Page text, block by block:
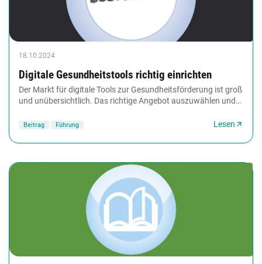
18.10.2024
Digitale Gesundheitstools richtig einrichten
Der Markt für digitale Tools zur Gesundheitsförderung ist groß
und unübersichtlich. Das richtige Angebot auszuwählen und
Beitrag Führung Lesen